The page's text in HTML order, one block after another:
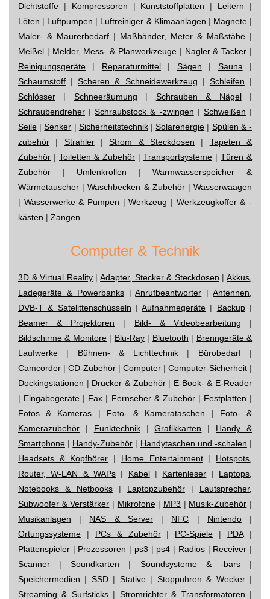
Dichtstoffe | Kompressoren | Kunststoffplatten | Leitern |
Löten | Luftpumpen | Luftreiniger & Klimaanlagen | Magnete|
Maler- & Maurerbedarf | Maßbänder, Meter & Maßstäbe |
Meißel | Melder, Mess- & Planwerkzeuge | Nagler & Tacker |
Reinigungsgeräte | Reparaturmittel| Sägen | Sauna |
Schaumstoff |Scheren & Schneidewerkzeug | Schleifen |
Schlösser | Schneeräumung | Schrauben & Nägel|
Schraubendreher |Schraubstock & -zwingen | Schweißen |
Seile |Senker | Sicherheitstechnik|Solarenergie | Spülen & -
zubehör | Strahler|Strom & Steckdosen | Tapeten &
Zubehör | Toiletten & Zubehör | Transportsysteme | Türen &
Zubehör | Umlenkrollen |Warmwasserspeicher &
Wärmetauscher |Waschbecken & Zubehör|Wasserwaagen
| Wasserwerke & Pumpen |Werkzeug | Werkzeugkoffer & -
kästen | Zangen
Computer & Technik
3D & Virtual Reality|Adapter, Stecker & Steckdosen |Akkus,
Ladegeräte & Powerbanks|Anrufbeantworter |Antennen,
DVB-T & Satelittenschüsseln |Aufnahmegeräte | Backup|
Beamer & Projektoren | Bild- & Videobearbeitung |
Bildschirme & Monitore| Blu-Ray| Bluetooth | Brenngeräte &
Laufwerke | Bühnen- & Lichttechnik| Bürobedarf|
Camcorder | CD-Zubehör | Computer | Computer-Sicherheit |
Dockingstationen | Drucker & Zubehör| E-Book- & E-Reader
| Eingabegeräte | Fax | Fernseher & Zubehör| Festplatten |
Fotos & Kameras | Foto- & Kamerataschen | Foto- &
Kamerazubehör | Funktechnik|Grafikkarten | Handy &
Smartphone | Handy-Zubehör | Handytaschen und -schalen |
Headsets & Kopfhörer | Home Entertainment| Hotspots,
Router, W-LAN & WAPs | Kabel| Kartenleser | Laptops,
Notebooks & Netbooks | Laptopzubehör | Lautsprecher,
Subwoofer & Verstärker | Mikrofone| MP3 | Musik-Zubehör |
Musikanlagen | NAS & Server| NFC | Nintendo|
Ortungssysteme | PCs & Zubehör| PC-Spiele | PDA|
Plattenspieler | Prozessoren | ps3 | ps4 | Radios| Receiver |
Scanner |Soundkarten | Soundsysteme & -bars|
Speichermedien | SSD| Stative| Stoppuhren & Wecker|
Streaming & Surfsticks| Stromrichter & Transformatoren |